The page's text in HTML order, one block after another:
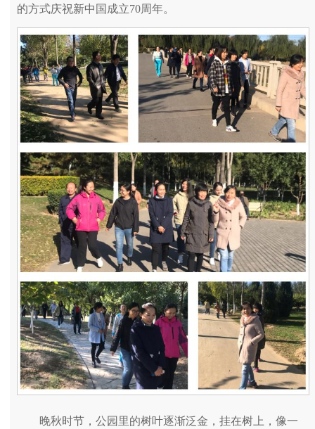
的方式庆祝新中国成立70周年。
晚秋时节，公园里的树叶逐渐泛金，挂在树上，像一